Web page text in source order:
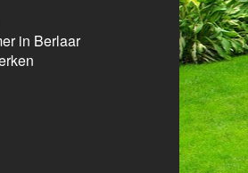
in Berlaar